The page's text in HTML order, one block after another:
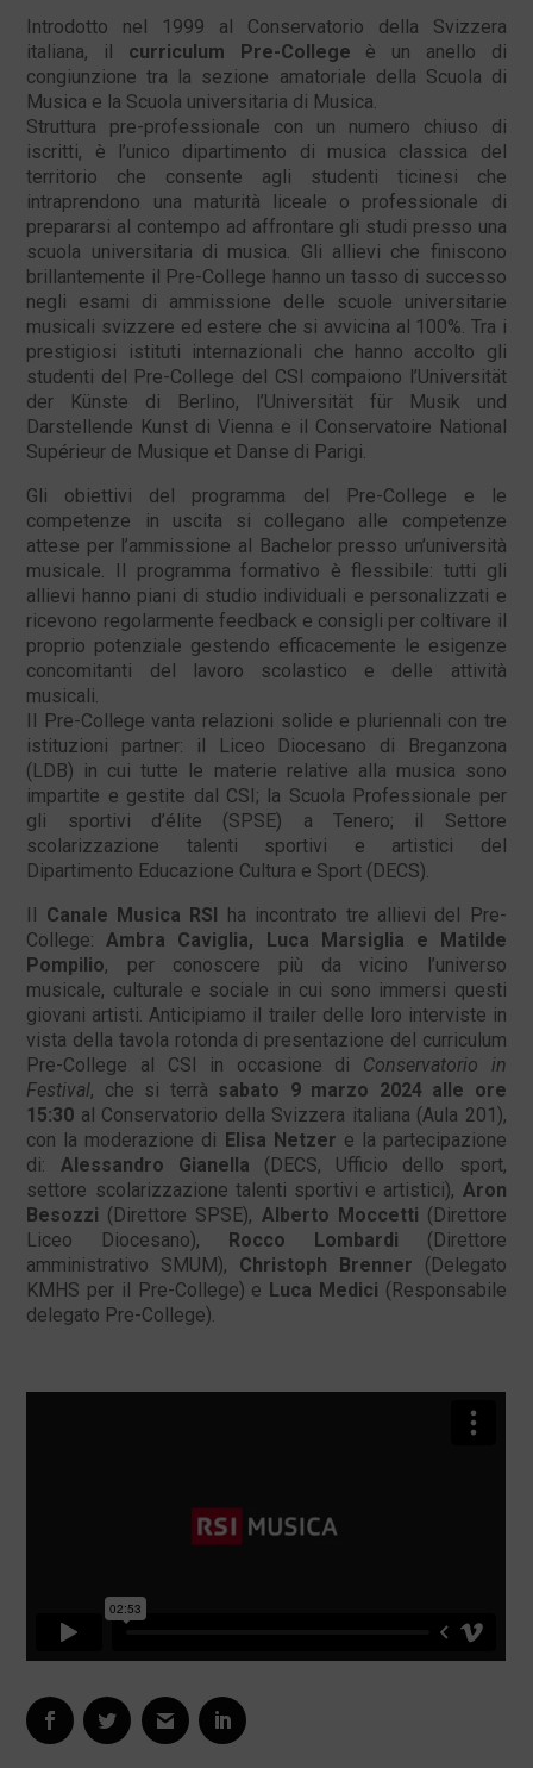
Introdotto nel 1999 al Conservatorio della Svizzera
italiana, il curriculum Pre-College è un anello di
congiunzione tra la sezione amatoriale della Scuola di
Musica e la Scuola universitaria di Musica.
Struttura pre-professionale con un numero chiuso di
iscritti, è l’unico dipartimento di musica classica del
territorio che consente agli studenti ticinesi che
intraprendono una maturità liceale o professionale di
prepararsi al contempo ad affrontare gli studi presso una
scuola universitaria di musica. Gli allievi che finiscono
brillantemente il Pre-College hanno un tasso di successo
negli esami di ammissione delle scuole universitarie
musicali svizzere ed estere che si avvicina al 100%. Tra i
prestigiosi istituti internazionali che hanno accolto gli
studenti del Pre-College del CSI compaiono l’Universität
der Künste di Berlino, l’Universität für Musik und
Darstellende Kunst di Vienna e il Conservatoire National
Supérieur de Musique et Danse di Parigi.
Gli obiettivi del programma del Pre-College e le
competenze in uscita si collegano alle competenze
attese per l’ammissione al Bachelor presso un’università
musicale. Il programma formativo è flessibile: tutti gli
allievi hanno piani di studio individuali e personalizzati e
ricevono regolarmente feedback e consigli per coltivare il
proprio potenziale gestendo efficacemente le esigenze
concomitanti del lavoro scolastico e delle attività
musicali.
Il Pre-College vanta relazioni solide e pluriennali con tre
istituzioni partner: il Liceo Diocesano di Breganzona
(LDB) in cui tutte le materie relative alla musica sono
impartite e gestite dal CSI; la Scuola Professionale per
gli sportivi d’élite (SPSE) a Tenero; il Settore
scolarizzazione talenti sportivi e artistici del
Dipartimento Educazione Cultura e Sport (DECS).
Il Canale Musica RSI ha incontrato tre allievi del Pre-
College: Ambra Caviglia, Luca Marsiglia e Matilde
Pompilio, per conoscere più da vicino l’universo
musicale, culturale e sociale in cui sono immersi questi
giovani artisti. Anticipiamo il trailer delle loro interviste in
vista della tavola rotonda di presentazione del curriculum
Pre-College al CSI in occasione di Conservatorio in
Festival, che si terrà sabato 9 marzo 2024 alle ore
15:30 al Conservatorio della Svizzera italiana (Aula 201),
con la moderazione di Elisa Netzer e la partecipazione
di: Alessandro Gianella (DECS, Ufficio dello sport,
settore scolarizzazione talenti sportivi e artistici), Aron
Besozzi (Direttore SPSE), Alberto Moccetti (Direttore
Liceo Diocesano), Rocco Lombardi (Direttore
amministrativo SMUM), Christoph Brenner (Delegato
KMHS per il Pre-College) e Luca Medici (Responsabile
delegato Pre-College).